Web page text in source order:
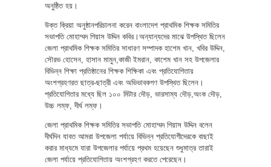
অনুষ্ঠিত হয়।
উক্ত ক্রিয়া অনুষ্ঠানপরিচালনা করেন বাংলাদেশ প্রাথমিক শিক্ষক সমিতির
সভাপতি মোহাম্মদ গিয়াস উদ্দিন কবির।অন্যান্যদের মাঝে উপস্থিত ছিলেন
জেলা প্রাথমিক শিক্ষক সমিতির সাধারণ সম্পাদক হাশেম খান, খবির উদ্দিন,
সৌরভ হোসেন, হাসান মামুন,কাজী ইমরান, কাশেম খান সহ উপজেলার
বিভিন্ন শিক্ষা প্রতিষ্ঠানের শিক্ষক শিক্ষিকা এবং প্রতিযোগিতায়
অংশগ্রহণরত ছাত্র-ছাত্রী এবং অভিভাবকগণ উপস্থিত ছিলেন।
প্রতিযোগিতার মধ্যে ছিল ১০০ মিটার দৌড়, ভারসাম্য দৌড়,অংক দৌড়,
উচ্চ লম্ফ, দীর্ঘ লম্ফ।
জেলা প্রাথমিক শিক্ষক সমিতির সভাপতি মোহাম্মদ গিয়াস উদ্দিন বলেন
দীর্ঘদিন যাবত আমরা উপজেলা পর্যায়ে বিভিন্ন প্রতিযোগীদেরকে বাছাই
করার মাধ্যমে যারা উপজেলার পর্যায়ে প্রথম হয়েছেন শুধুমাত্র তারাই
জেলা পর্যায়ে প্রতিযোগিতায় অংশগ্রহণ করতে পেরেছেন।